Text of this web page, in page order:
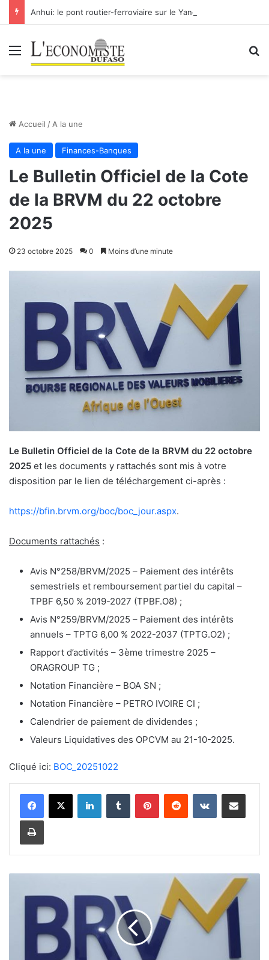
Menu
Accueil / A la une
A la une Finances-Banques
Le Bulletin Officiel de la Cote
de la BRVM du 22 octobre
2025
23 octobre 2025 0 Moins d’une minute
Le Bulletin Officiel de la Cote de la BRVM du 22 octobre
2025 et les documents y rattachés sont mis à votre
disposition par le lien de téléchargement ci-après :
https://bfin.brvm.org/boc/boc_jour.aspx.
Documents rattachés :
Avis N°258/BRVM/2025 – Paiement des intérêts
semestriels et remboursement partiel du capital –
TPBF 6,50 % 2019-2027 (TPBF.O8) ;
Avis N°259/BRVM/2025 – Paiement des intérêts
annuels – TPTG 6,00 % 2022-2037 (TPTG.O2) ;
Rapport d’activités – 3ème trimestre 2025 –
ORAGROUP TG ;
Notation Financière – BOA SN ;
Notation Financière – PETRO IVOIRE CI ;
Calendrier de paiement de dividendes ;
Valeurs Liquidatives des OPCVM au 21-10-2025.
Cliqué ici: BOC_20251022